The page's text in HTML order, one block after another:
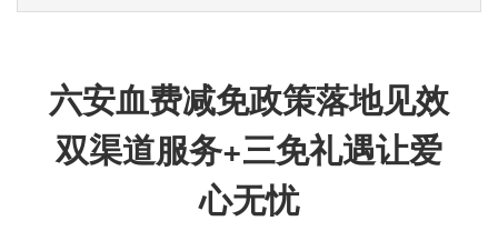
六安血费减免政策落地见效
双渠道服务+三免礼遇让爱
心无忧